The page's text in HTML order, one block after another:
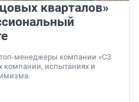
кварталов»
менеджеры компании «СЗ
компании, испытаниях и